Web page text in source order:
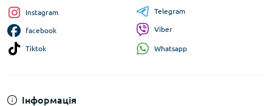
Інформація
Instagram
facebook
Tiktok
Telegram
Viber
Whatsapp